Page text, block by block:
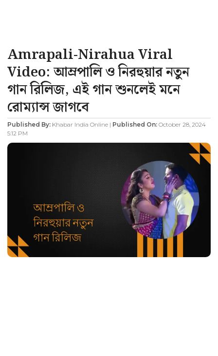
Amrapali-Nirahua Viral
Video: আম্রপালি ও নিরহুয়ার নতুন
গান রিলিজ, এই গান শুনলেই মনে
রোম্যান্স জাগবে
Published By: Khabar India Online | Published On: October 28, 2024
5:12 PM